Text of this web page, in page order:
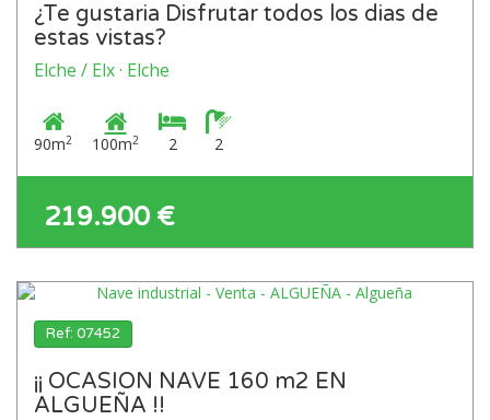
¿Te gustaria Disfrutar todos los dias de
estas vistas?
Elche / Elx · Elche
90m2 100m2 2 2
219.900 €
Ref: 07452
¡¡ OCASION NAVE 160 m2 EN
ALGUEÑA !!